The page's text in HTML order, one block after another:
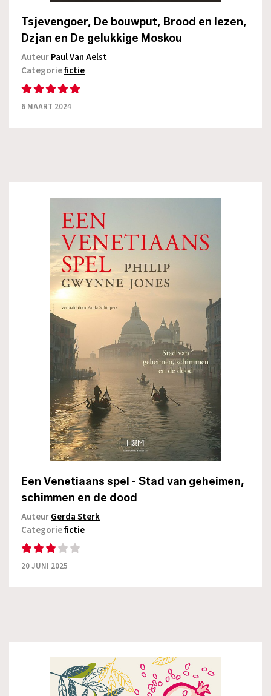
Tsjevengoer, De bouwput, Brood en lezen,
Dzjan en De gelukkige Moskou
AuteurPaul Van Aelst
Categoriefictie
6 MAART 2024
Een Venetiaans spel - Stad van geheimen,
schimmen en de dood
AuteurGerda Sterk
Categoriefictie
20 JUNI 2025